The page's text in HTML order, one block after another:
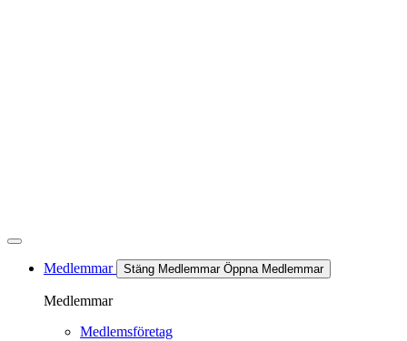
Medlemmar Stäng Medlemmar Öppna Medlemmar
Medlemmar
Medlemsföretag